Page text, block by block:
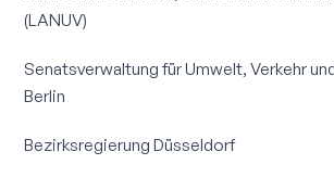
(LANUV)
Senatsverwaltung für Umwelt, Verkehr
Berlin
Bezirksregierung Düsseldorf